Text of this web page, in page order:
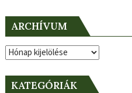
ARCHÍVUM
Archívum
KATEGÓRIÁK